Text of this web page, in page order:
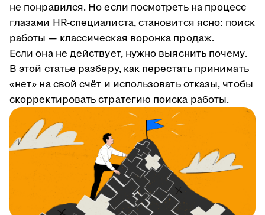
не понравился. Но если посмотреть на процесс
глазами HR-специалиста, становится ясно: поиск
работы — классическая воронка продаж.
Если она не действует, нужно выяснить почему.
В этой статье разберу, как перестать принимать
«нет» на свой счёт и использовать отказы, чтобы
скорректировать стратегию поиска работы.